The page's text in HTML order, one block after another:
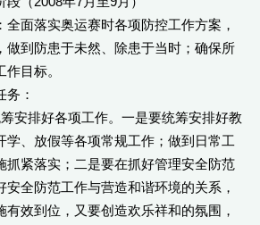
面落实奥运赛时各项防控工作方案，
做到防患于未然、除患于当时；确保所
作目标。
：
排好各项工作。一是要统筹安排好教
学、放假等各项常规工作；做到日常工
抓紧落实；二是要在抓好管理安全防范
安全防范工作与营造和谐环境的关系，
有效到位，又要创造欢乐祥和的氛围，